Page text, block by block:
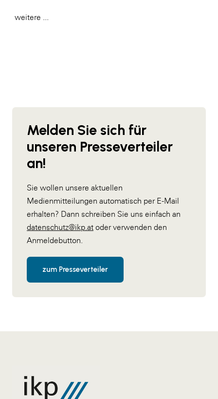
weitere ...
Melden Sie sich für
unseren Presseverteiler
an!
Sie wollen unsere aktuellen
Medienmitteilungen automatisch per E-Mail
erhalten? Dann schreiben Sie uns einfach an
datenschutz@ikp.at oder verwenden den
Anmeldebutton.
zum Presseverteiler